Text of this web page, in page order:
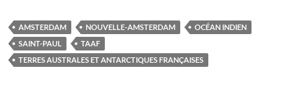
AMSTERDAM NOUVELLE-AMSTERDAM
OCÉAN INDIEN
SAINT-PAUL
TAAF
TERRES AUSTRALES ET ANTARCTIQUES FRANÇAISES